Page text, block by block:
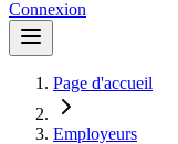
Connexion
Page d'accueil
Employeurs